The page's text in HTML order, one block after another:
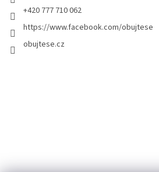
+420 777 710 062
https://www.facebook.com/obujtese
obujtese.cz